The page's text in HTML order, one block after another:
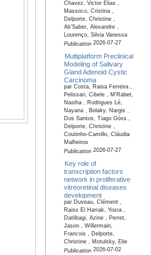
Chavez, Victor Elias ,
Massoco, Cristina ,
Delporte, Christine ,
Ab’Saber, Alexandre ,
Lourenço, Silvia Vanessa
Publication2026-07-27
Multiplatform Preclinical
Modeling of Salivary
Gland Adenoid Cystic
Carcinoma
par Costa, Raisa Ferreira ,
Pelissari, Cibele , M'Rabet,
Nasiha , Rodrigues Lé,
Nayana , Bolaky, Nargis ,
Dos Santos, Tiago Góss ,
Delporte, Christine ,
Coutinho-Camillo, Cláudia
Malheiros
Publication2026-07-27
Key role of
transcription factors
network in proliferative
vitreoretinal diseases
development
par Duveau, Clément ,
Raiss El Harrak, Yosra ,
Datlibagi, Azine , Perret,
Jason , Willermain,
Francois , Delporte,
Christine , Motulsky, Elie
Publication2026-07-02